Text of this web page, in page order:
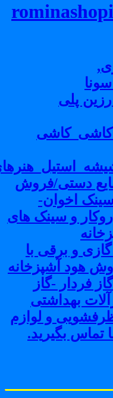
پلی
دستی/فروش
اخوان-
و سینک های
و برقی با
هود آشپزخانه
فردار -گاز
بهداشتی
و لوازم
بگیرید.